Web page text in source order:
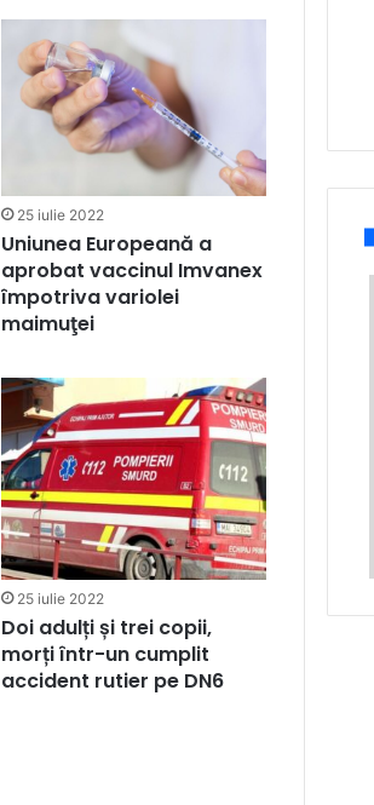
25 iulie 2022
Uniunea Europeană a
aprobat vaccinul Imvanex
împotriva variolei
maimuţei
25 iulie 2022
Doi adulți și trei copii,
morți într-un cumplit
accident rutier pe DN6